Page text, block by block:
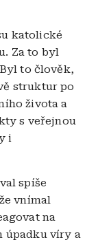
katolické
Za to byl
to člověk,
struktur po
života a
s veřejnou
i
spíše
vnímal
na
úpadku víry a